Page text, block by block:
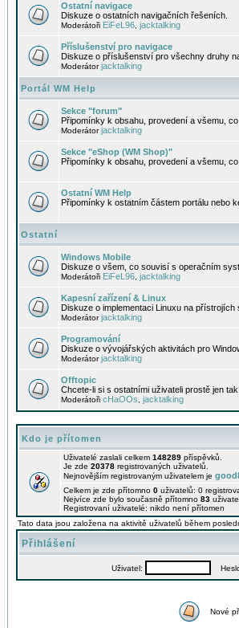
Ostatní navigace
Diskuze o ostatních navigačních řešeních.
Moderátoři EiFeL96 jacktalking
Příslušenství pro navigace
Diskuze o příslušenství pro všechny druhy
Moderátorjacktalking
Portál WM Help
Sekce "forum"
Připomínky k obsahu, provedení a všemu,
Moderátorjacktalking
Sekce "eShop (WM Shop)"
Připomínky k obsahu, provedení a všemu,
Ostatní WM Help
Připomínky k ostatním částem portálu nebo
Ostatní
Windows Mobile
Diskuze o všem, co souvisí s operačním
Moderátoři EiFeL96 jacktalking
Kapesní zařízení & Linux
Diskuze o implementaci Linuxu na přístrojích
Moderátorjacktalking
Programování
Diskuze o vývojářských aktivitách pro
Moderátorjacktalking
Offtopic
Chcete-li si s ostatními uživateli prostě jen tak
Moderátoři cHaOOs jacktalking
Kdo je přítomen
Uživatelé zaslali celkem 148289 příspěvků.
Je zde 20378 registrovaných uživatelů.
Nejnovějším registrovaným uživatelem je
Celkem je zde přítomno 0 uživatelů: 0
Nejvíce zde bylo současně přítomno 83
Registrovaní uživatelé: nikdo není přítomen
Tato data jsou založena na aktivitě uživatelů během
Přihlášení
Uživatel:
Nové